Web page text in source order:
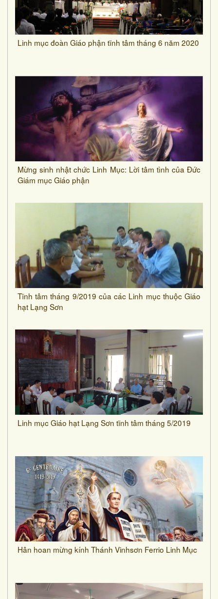
Linh mục đoàn Giáo phận tĩnh tâm tháng 6 năm 2020
Mừng sinh nhật chức Linh Mục: Lời tâm tình của Đức
Giám mục Giáo phận
Tĩnh tâm tháng 9/2019 của các Linh mục thuộc Giáo
hạt Lạng Sơn
Linh mục Giáo hạt Lạng Sơn tĩnh tâm tháng 5/2019
Hân hoan mừng kính Thánh Vinhsơn Ferrio Linh Mục